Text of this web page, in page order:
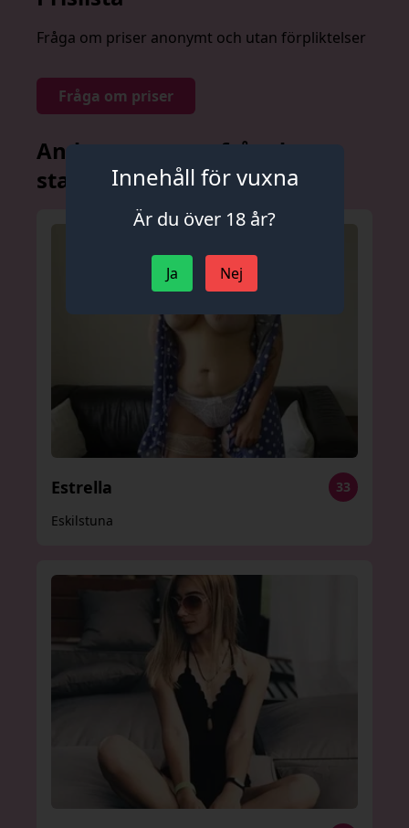
Fråga om priser anonymt och utan förpliktelser
Fråga om priser
Andra annonser från denna
stad
Estrella
33
Eskilstuna
Innehåll för vuxna
Är du över 18 år?
Ja Nej